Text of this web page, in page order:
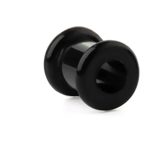
Ausies kaušelis